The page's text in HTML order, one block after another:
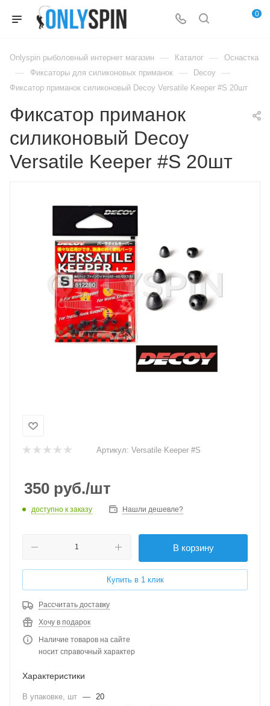
0
Onlyspin рыболовный интернет магазин — Каталог — Оснастка
— Фиксаторы для силиконовых приманок — Decoy —
Фиксатор приманок силиконовый Decoy Versatile Keeper #S 20шт
Фиксатор приманок
силиконовый Decoy
Versatile Keeper #S 20шт
Артикул: Versatile Keeper #S
350 руб./шт
доступно к заказу Нашли дешевле?
В корзину
Купить в 1 клик
Рассчитать доставку
Хочу в подарок
Наличие товаров на сайте
носит справочный характер
Характеристики
В упаковке, шт — 20